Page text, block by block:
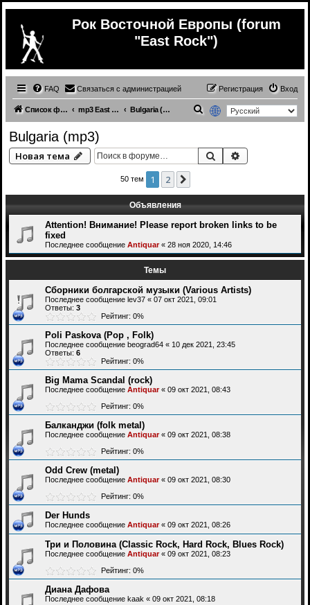
Рок Восточной Европы (forum
"East Rock")
FAQ Связаться с администрацией Вход
Регистрация
Список форумов mp3 East Europe music Bulgaria (mp3)
с
Bulgaria (mp3)
Новая тема Поиск
50 тем 1 2
Объявления
Attention! Внимание! Please report broken links to be
fixed
Последнее сообщение Antiquar« 28 ноя 2020, 14:46
Темы
Сборники болгарской музыки (Various Artists)
Последнее сообщение lev37 « 07 окт 2021, 09:01
Ответы: 3
Рейтинг: 0%
Poli Paskova (Pop , Folk)
Последнее сообщение beograd64 « 10 дек 2021, 23:45
Ответы: 6
Рейтинг: 0%
Big Mama Scandal (rock)
Последнее сообщение Antiquar« 09 окт 2021, 08:43
Рейтинг: 0%
Балканджи (folk metal)
Последнее сообщение Antiquar« 09 окт 2021, 08:38
Рейтинг: 0%
Odd Crew (metal)
Последнее сообщение Antiquar« 09 окт 2021, 08:30
Рейтинг: 0%
Der Hunds
Последнее сообщение Antiquar« 09 окт 2021, 08:26
Три и Половина (Classic Rock, Hard Rock, Blues Rock)
Последнее сообщение Antiquar« 09 окт 2021, 08:23
Рейтинг: 0%
Диана Дафова
Последнее сообщение kaak « 09 окт 2021, 08:18